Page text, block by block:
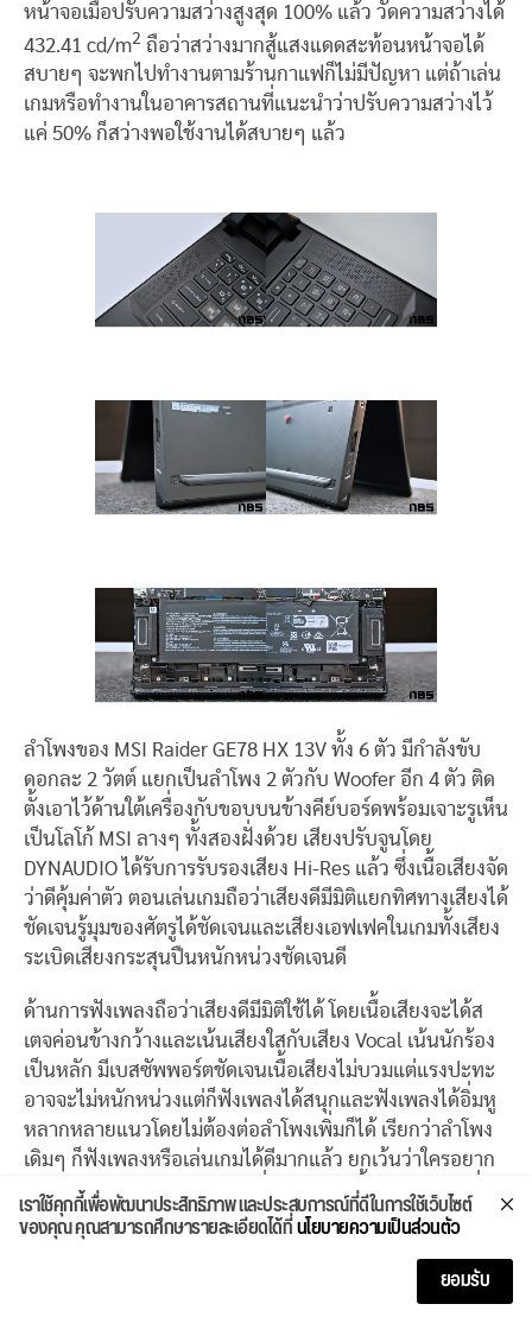
หน้าจอเมื่อปรับความสว่างสูงสุด 100% แล้ว วัดความสว่างได้
432.41 cd/m2 ถือว่าสว่างมากสู้แสงแดดสะท้อนหน้าจอได้
สบายๆ จะพกไปทำงานตามร้านกาแฟก็ไม่มีปัญหา แต่ถ้าเล่น
เกมหรือทำงานในอาคารสถานที่แนะนำว่าปรับความสว่างไว้
แค่ 50% ก็สว่างพอใช้งานได้สบายๆ แล้ว
ลำโพงของ MSI Raider GE78 HX 13V ทั้ง 6 ตัว มีกำลังขับ
ดอกละ 2 วัตต์ แยกเป็นลำโพง 2 ตัวกับ Woofer อีก 4 ตัว ติด
ตั้งเอาไว้ด้านใต้เครื่องกับขอบบนข้างคีย์บอร์ดพร้อมเจาะรูเห็น
เป็นโลโก้ MSI ลางๆ ทั้งสองฝั่งด้วย เสียงปรับจูนโดย
DYNAUDIO ได้รับการรับรองเสียง Hi-Res แล้ว ซึ่งเนื้อเสียงจัด
ว่าดีคุ้มค่าตัว ตอนเล่นเกมถือว่าเสียงดีมีมิติแยกทิศทางเสียงได้
ชัดเจนรู้มุมของศัตรูได้ชัดเจนและเสียงเอฟเฟคในเกมทั้งเสียง
ระเบิดเสียงกระสุนปืนหนักหน่วงชัดเจนดี
ด้านการฟังเพลงถือว่าเสียงดีมีมิติใช้ได้ โดยเนื้อเสียงจะได้ส
เตจค่อนข้างกว้างและเน้นเสียงใสกับเสียง Vocal เน้นนักร้อง
เป็นหลัก มีเบสซัพพอร์ตชัดเจนเนื้อเสียงไม่บวมแต่แรงปะทะ
อาจจะไม่หนักหน่วงแต่ก็ฟังเพลงได้สนุกและฟังเพลงได้อิ่มหู
หลากหลายแนวโดยไม่ต้องต่อลำโพงเพิ่มก็ได้ เรียกว่าลำโพง
เดิมๆ ก็ฟังเพลงหรือเล่นเกมได้ดีมากแล้ว ยกเว้นว่าใครอยาก
ต่อลำโพงแบบ 7.1 แชนแนลเพิ่มเติมก็ค่อยซื้อมาต่อแยกเพิ่ม
มิติและแชนแนลเสียงก็ได้
เราใช้คุกกี้เพื่อพัฒนาประสิทธิภาพ และประสบการณ์ที่ดีในการใช้เว็บไซต์
ของคุณ คุณสามารถศึกษารายละเอียดได้ที่นโยบายความเป็นส่วนตัว
ยอมรับ